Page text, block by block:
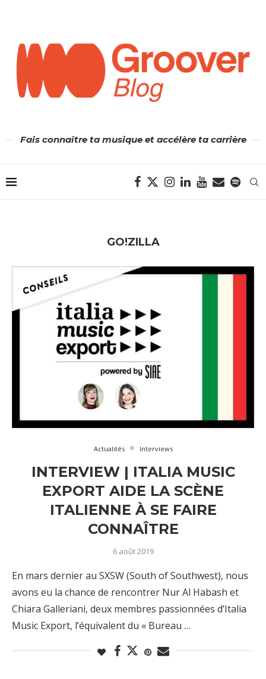
Fais connaître ta musique et accélère ta carrière
GO!ZILLA
Actualités Interviews
INTERVIEW | ITALIA MUSIC
EXPORT AIDE LA SCÈNE
ITALIENNE À SE FAIRE
CONNAÎTRE
6 août 2019
En mars dernier au SXSW (South of Southwest), nous
avons eu la chance de rencontrer Nur Al Habash et
Chiara Galleriani, deux membres passionnées d’Italia
Music Export, l’équivalent du « Bureau …